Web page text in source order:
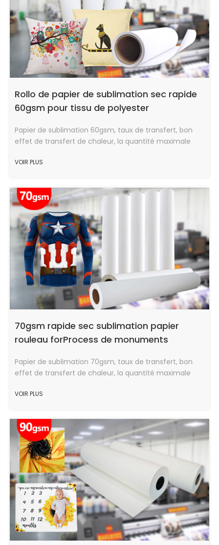
Rollo de papier de sublimation sec rapide
60gsm pour tissu de polyester
Papier de sublimation 60gsm, taux de transfert, bon
effet de transfert de chaleur, la quantité maximale
VOIR PLUS
70gsm rapide sec sublimation papier
rouleau forProcess de monuments
Papier de sublimation 70gsm, taux de transfert, bon
effet de transfert de chaleur, la quantité maximale
VOIR PLUS